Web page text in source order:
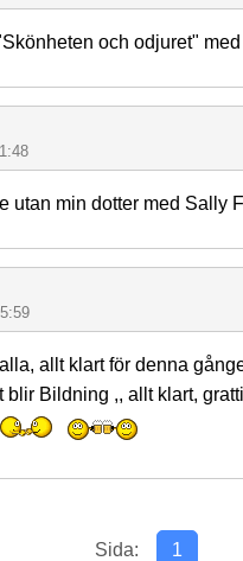
och odjuret"
utan min dotter med Sally
allt klart för denna
blir Bildning ,, allt klart,
Sida: 1